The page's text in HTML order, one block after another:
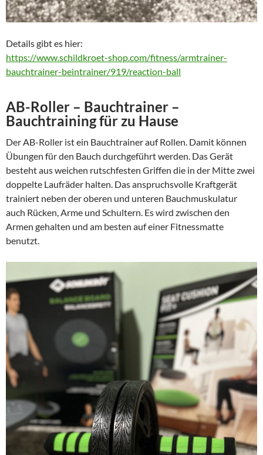
Details gibt es hier:
https://www.schildkroet-shop.com/fitness/armtrainer-
bauchtrainer-beintrainer/919/reaction-ball
AB-Roller – Bauchtrainer –
Bauchtraining für zu Hause
Der AB-Roller ist ein Bauchtrainer auf Rollen. Damit können
Übungen für den Bauch durchgeführt werden. Das Gerät
besteht aus weichen rutschfesten Griffen die in der Mitte zwei
doppelte Laufräder halten. Das anspruchsvolle Kraftgerät
trainiert neben der oberen und unteren Bauchmuskulatur
auch Rücken, Arme und Schultern. Es wird zwischen den
Armen gehalten und am besten auf einer Fitnessmatte
benutzt.